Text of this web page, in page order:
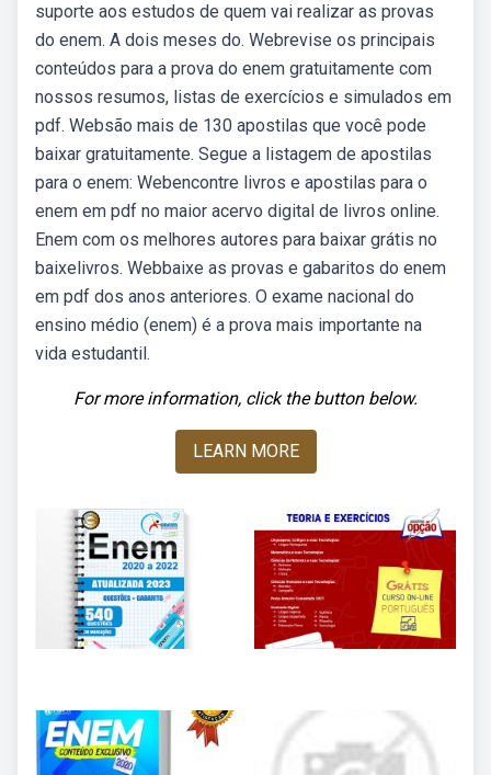
suporte aos estudos de quem vai realizar as provas
do enem. A dois meses do. Webrevise os principais
conteúdos para a prova do enem gratuitamente com
nossos resumos, listas de exercícios e simulados em
pdf. Websão mais de 130 apostilas que você pode
baixar gratuitamente. Segue a listagem de apostilas
para o enem: Webencontre livros e apostilas para o
enem em pdf no maior acervo digital de livros online.
Enem com os melhores autores para baixar grátis no
baixelivros. Webbaixe as provas e gabaritos do enem
em pdf dos anos anteriores. O exame nacional do
ensino médio (enem) é a prova mais importante na
vida estudantil.
For more information, click the button below.
LEARN MORE